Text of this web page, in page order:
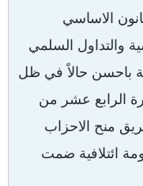
الاساسي
السياسية والتداول السلمي
باحسن حالاً في ظل
الرابع عشر من
عن طريق منح الاحزاب
ائتلافية ضمت